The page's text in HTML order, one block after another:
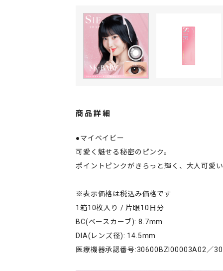
商品詳細
●マイベイビー
可愛く魅せる秘密のピンク。
ポイントピンクがきらっと輝く、大人可愛
※表示価格は税込み価格です
1箱10枚入り / 片眼10日分
BC(ベースカーブ): 8.7mm
DIA(レンズ径): 14.5mm
医療機器承認番号:30600BZI00003A02／